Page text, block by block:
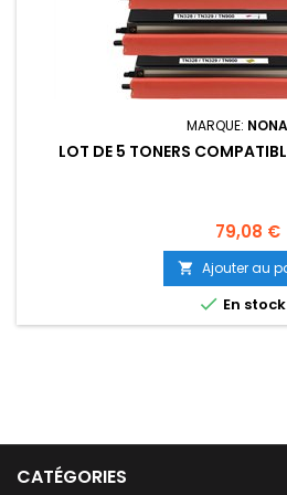
MARQUE:
LOT DE 5 TONERS
Prix
79,08 €
 Ajouter au
 En stock
CATÉGORIES